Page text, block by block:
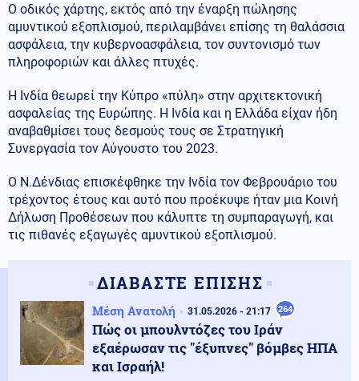
Ο οδικός χάρτης, εκτός από την έναρξη πώλησης
αμυντικού εξοπλισμού, περιλαμβάνει επίσης τη θαλάσσια
ασφάλεια, την κυβερνοασφάλεια, τον συντονισμό των
πληροφοριών και άλλες πτυχές.
Η Ινδία θεωρεί την Κύπρο «πύλη» στην αρχιτεκτονική
ασφαλείας της Ευρώπης. Η Ινδία και η Ελλάδα είχαν ήδη
αναβαθμίσει τους δεσμούς τους σε Στρατηγική
Συνεργασία τον Αύγουστο του 2023.
Ο Ν.Δένδιας επισκέφθηκε την Ινδία τον Φεβρουάριο του
τρέχοντος έτους και αυτό που προέκυψε ήταν μια Κοινή
Δήλωση Προθέσεων που κάλυπτε τη συμπαραγωγή, και
τις πιθανές εξαγωγές αμυντικού εξοπλισμού.
ΔΙΑΒΑΣΤΕ ΕΠΙΣΗΣ
Μέση Ανατολή 31.05.2026 - 21:17 264
Πώς οι μπουλντόζες του Ιράν
εξαέρωσαν τις "έξυπνες" βόμβες ΗΠΑ
και Ισραήλ!